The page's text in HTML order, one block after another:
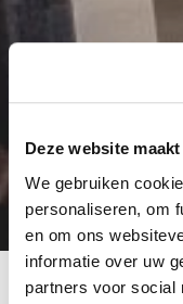
Deze website
We gebruiken
personaliseren, om
en om ons
informatie over uw
partners voor social
Pas later komt hij